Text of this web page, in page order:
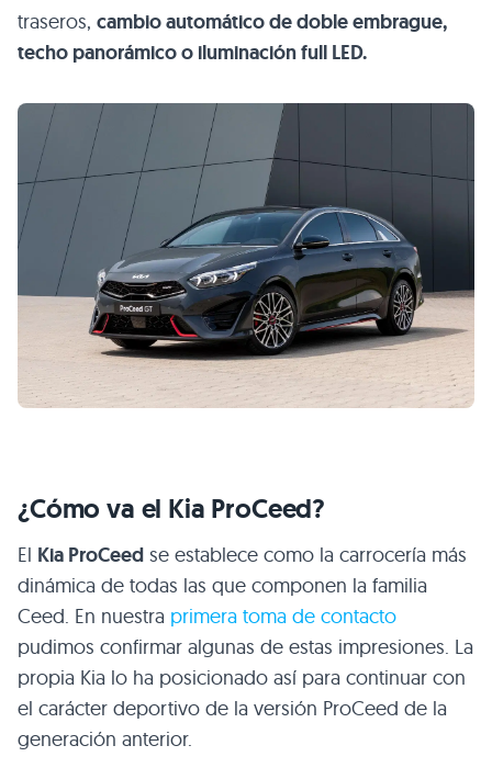
traseros, cambio automático de doble embrague,
techo panorámico o iluminación full LED.
¿Cómo va el Kia ProCeed?
El Kia ProCeed se establece como la carrocería más
dinámica de todas las que componen la familia
Ceed. En nuestra primera toma de contacto
pudimos confirmar algunas de estas impresiones. La
propia Kia lo ha posicionado así para continuar con
el carácter deportivo de la versión ProCeed de la
generación anterior.